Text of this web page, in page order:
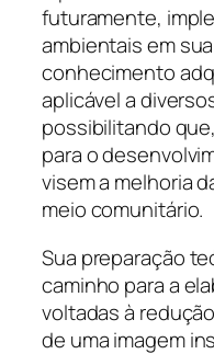
futuramente,
ambientais em
conhecimento
aplicável a
possibilitando
para o
visem a melhoria
meio comunitário.
Sua preparação
caminho para a
voltadas à
de uma imagem